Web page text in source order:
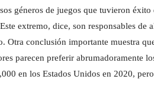
géneros de juegos que tuvieron
extremo, dice, son responsables de
Otra conclusión importante muestra
parecen preferir abrumadoramente
en los Estados Unidos en 2020,